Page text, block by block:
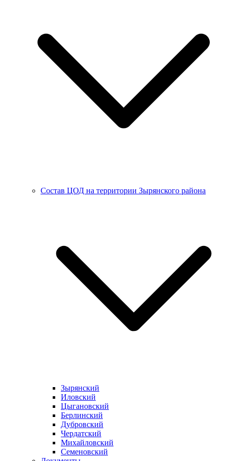
Состав ЦОД на территории Зырянского района
Зырянский
Иловский
Цыгановский
Берлинский
Дубровский
Чердатский
Михайловский
Семеновский